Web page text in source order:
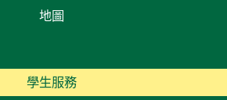
地圖
學生服務